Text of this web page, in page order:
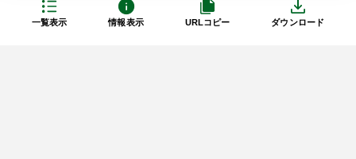
一覧表示 情報表示 URLコピー ダウンロード